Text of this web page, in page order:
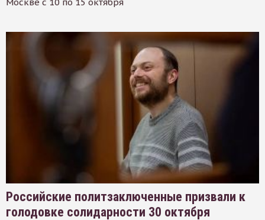
Российские политзаключенные призвали к
голодовке солидарности 30 октября